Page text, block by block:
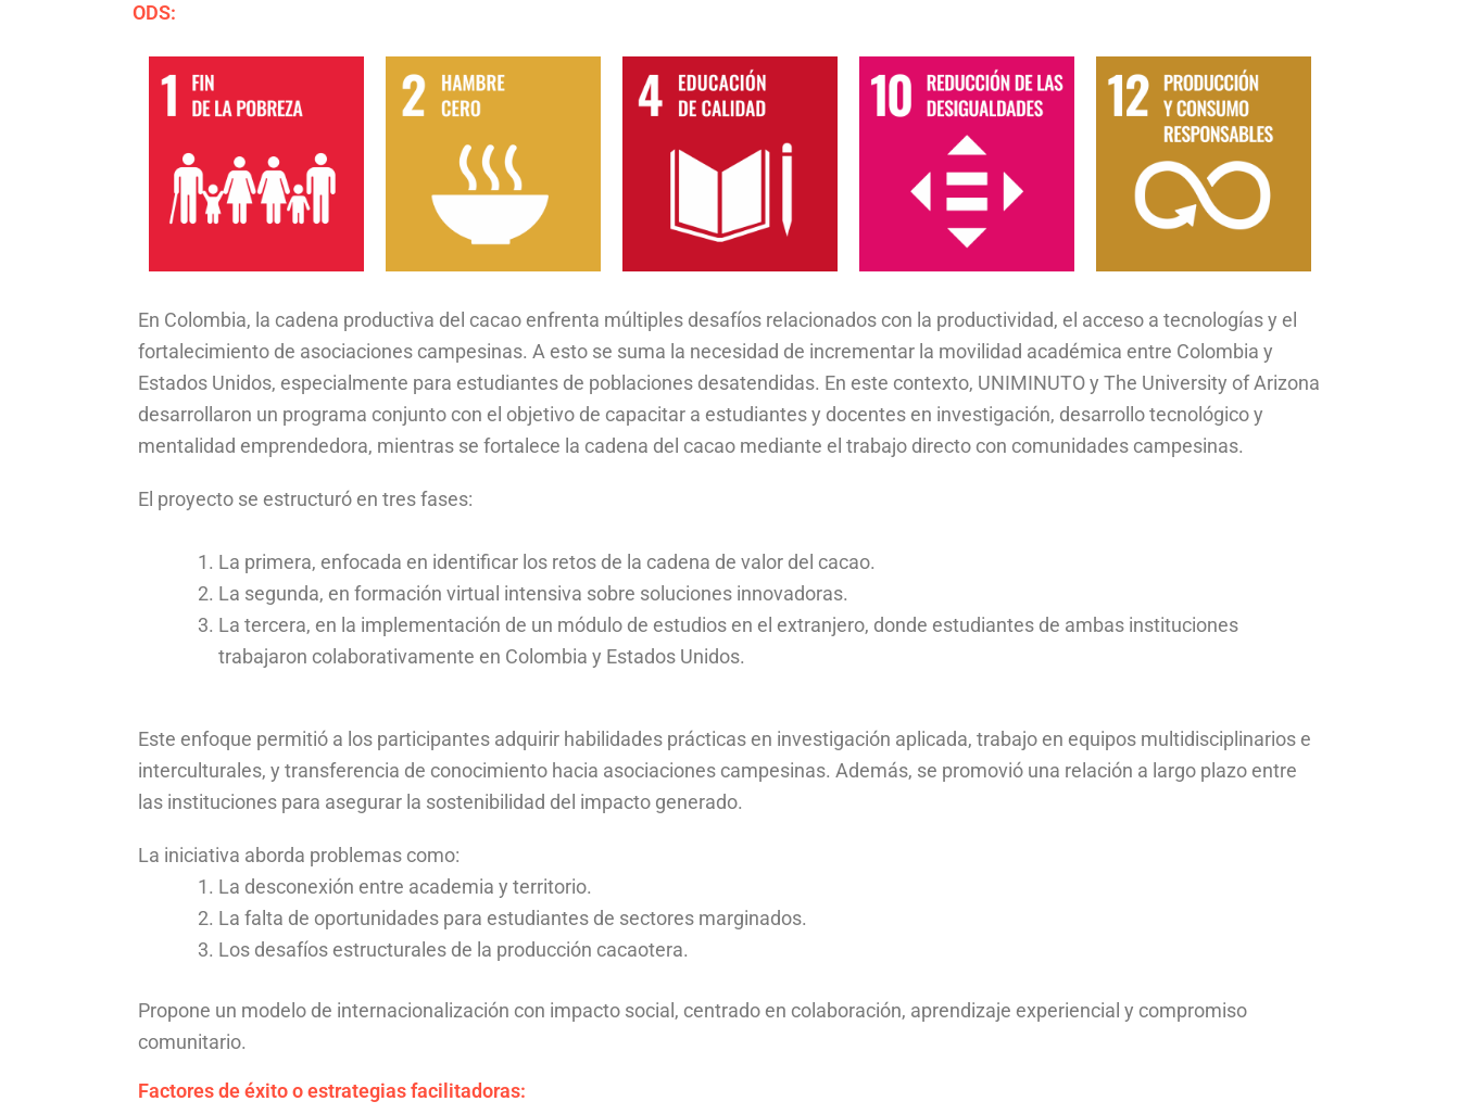
ODS:
En Colombia, la cadena productiva del cacao enfrenta múltiples desafíos relacionados con la productividad, el acceso a tecnologías y el
fortalecimiento de asociaciones campesinas. A esto se suma la necesidad de incrementar la movilidad académica entre Colombia y
Estados Unidos, especialmente para estudiantes de poblaciones desatendidas. En este contexto, UNIMINUTO y The University of Arizona
desarrollaron un programa conjunto con el objetivo de capacitar a estudiantes y docentes en investigación, desarrollo tecnológico y
mentalidad emprendedora, mientras se fortalece la cadena del cacao mediante el trabajo directo con comunidades campesinas.
El proyecto se estructuró en tres fases:
La primera, enfocada en identificar los retos de la cadena de valor del cacao.
La segunda, en formación virtual intensiva sobre soluciones innovadoras.
La tercera, en la implementación de un módulo de estudios en el extranjero, donde estudiantes de ambas instituciones
trabajaron colaborativamente en Colombia y Estados Unidos.
Este enfoque permitió a los participantes adquirir habilidades prácticas en investigación aplicada, trabajo en equipos multidisciplinarios e
interculturales, y transferencia de conocimiento hacia asociaciones campesinas. Además, se promovió una relación a largo plazo entre
las instituciones para asegurar la sostenibilidad del impacto generado.
La iniciativa aborda problemas como:
La desconexión entre academia y territorio.
La falta de oportunidades para estudiantes de sectores marginados.
Los desafíos estructurales de la producción cacaotera.
Propone un modelo de internacionalización con impacto social, centrado en colaboración, aprendizaje experiencial y compromiso
comunitario.
Factores de éxito o estrategias facilitadoras: